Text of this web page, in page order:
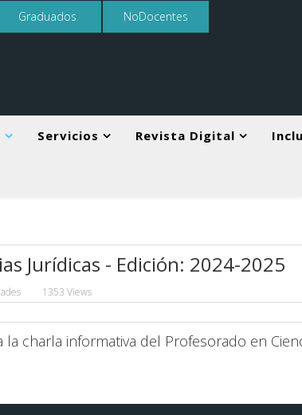
Graduados NoDocentes
Servicios Revista Digital
Jurídicas - Edición: 2024-2025
1353 Views
charla informativa del Profesorado en